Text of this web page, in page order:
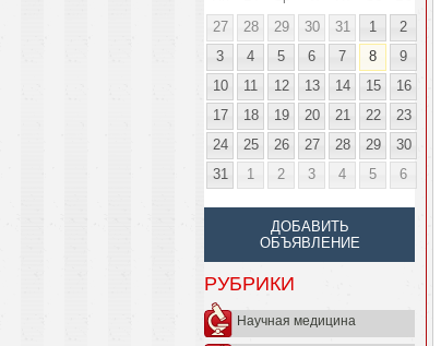
27
28 29 30 31 1
2
3
4 5 6 7 8
9
10
11 12 13 14 15
16
17
18 19 20 21 22
23
24
25 26 27 28 29
30
31
1 2 3 4 5 6
ДОБАВИТЬ
ОБЪЯВЛЕНИЕ
РУБРИКИ
Научная медицина